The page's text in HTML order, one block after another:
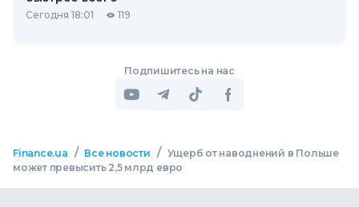
Сегодня 18:01 119
Подпишитесь на нас
Finance.ua / Все новости / Ущерб от наводнений в Польше
может превысить 2,5 млрд евро